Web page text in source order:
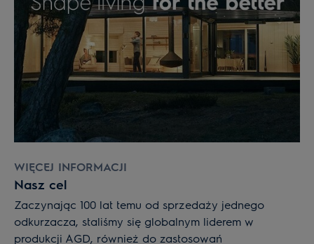
WIĘCEJ INFORMACJI
Nasz cel
Zaczynając 100 lat temu od sprzedaży jednego
odkurzacza, staliśmy się globalnym liderem w
produkcji AGD, również do zastosowań